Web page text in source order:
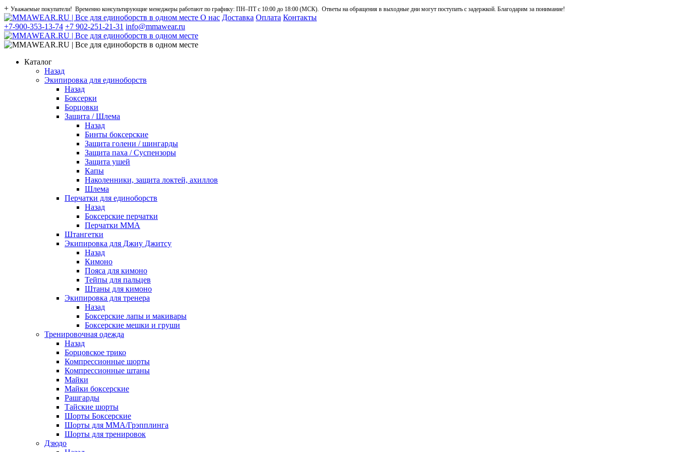
+ Уважаемые покупатели! Временно консультирующие менеджеры работают по графику: ПН–ПТ с 10:00 до 18:00 (МСК). Ответы на обращения в выходные дни могут поступать с задержкой. Благодарим за понимание!
О нас Доставка Оплата Контакты
+7-900-353-13-74 +7 902-251-21-31 info@mmawear.ru
Каталог
Назад
Экипировка для единоборств
Назад
Боксерки
Борцовки
Защита / Шлема
Назад
Бинты боксерские
Защита голени / шингарды
Защита паха / Суспензоры
Защита ушей
Капы
Наколенники, защита локтей, ахиллов
Шлема
Перчатки для единоборств
Назад
Боксерские перчатки
Перчатки ММА
Штангетки
Экипировка для Джиу Джитсу
Назад
Кимоно
Пояса для кимоно
Тейпы для пальцев
Штаны для кимоно
Экипировка для тренера
Назад
Боксерские лапы и макивары
Боксерские мешки и груши
Тренировочная одежда
Назад
Борцовское трико
Компрессионные шорты
Компрессионные штаны
Майки
Майки боксерские
Рашгарды
Тайские шорты
Шорты Боксерские
Шорты для ММА/Грэпплинга
Шорты для тренировок
Дзюдо